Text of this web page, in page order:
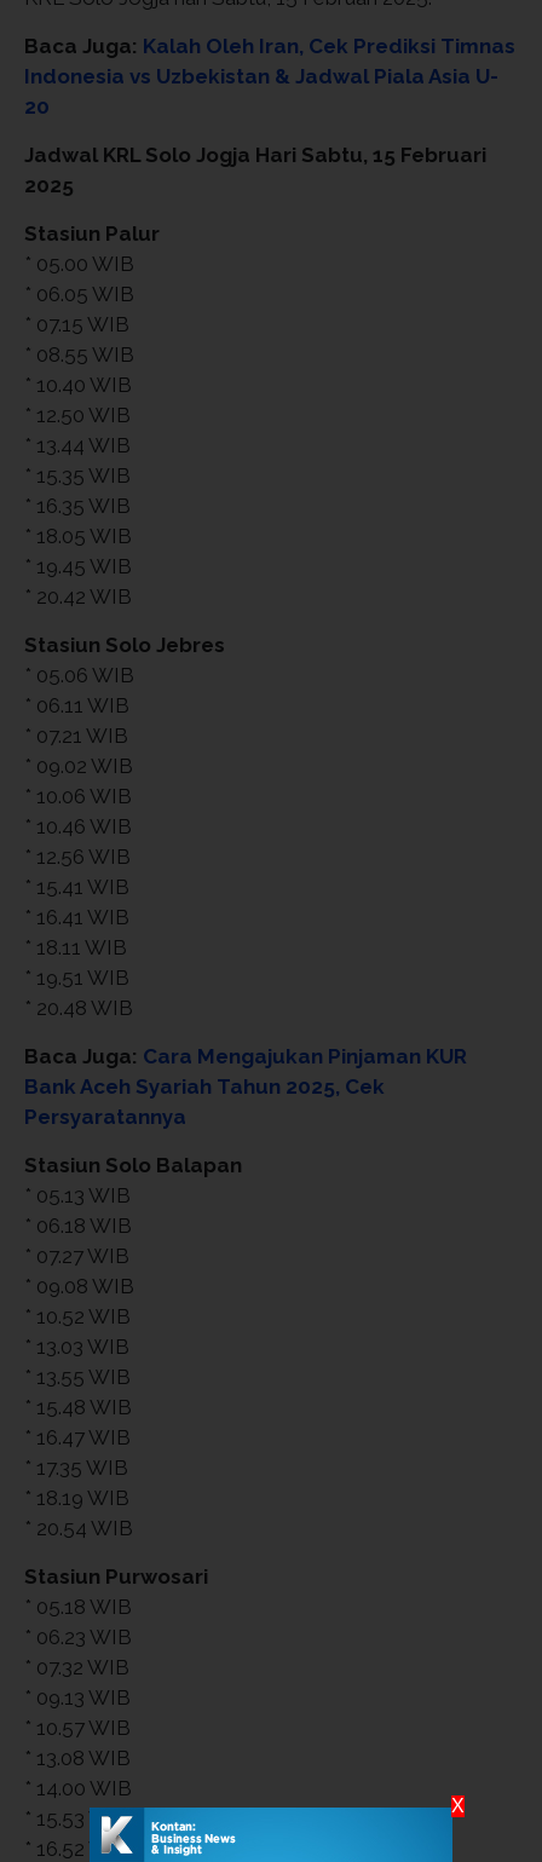
Baca Juga: Kalah Oleh Iran, Cek Prediksi Timnas
Indonesia vs Uzbekistan & Jadwal Piala Asia U-
20
Jadwal KRL Solo Jogja Hari Sabtu, 15 Februari
2025
Stasiun Palur
* 05.00 WIB
* 06.05 WIB
* 07.15 WIB
* 08.55 WIB
* 10.40 WIB
* 12.50 WIB
* 13.44 WIB
* 15.35 WIB
* 16.35 WIB
* 18.05 WIB
* 19.45 WIB
* 20.42 WIB
Stasiun Solo Jebres
* 05.06 WIB
* 06.11 WIB
* 07.21 WIB
* 09.02 WIB
* 10.06 WIB
* 10.46 WIB
* 12.56 WIB
* 15.41 WIB
* 16.41 WIB
* 18.11 WIB
* 19.51 WIB
* 20.48 WIB
Baca Juga: Cara Mengajukan Pinjaman KUR
Bank Aceh Syariah Tahun 2025, Cek
Persyaratannya
Stasiun Solo Balapan
* 05.13 WIB
* 06.18 WIB
* 07.27 WIB
* 09.08 WIB
* 10.52 WIB
* 13.03 WIB
* 13.55 WIB
* 15.48 WIB
* 16.47 WIB
* 17.35 WIB
* 18.19 WIB
* 20.54 WIB
Stasiun Purwosari
* 05.18 WIB
* 06.23 WIB
* 07.32 WIB
* 09.13 WIB
* 10.57 WIB
* 13.08 WIB
* 14.00 WIB
* 15.53 WIB
* 16.52 WIB
X